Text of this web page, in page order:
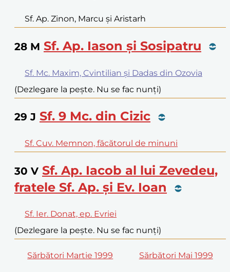
Sf. Ap. Zinon, Marcu și Aristarh
28 M Sf. Ap. Iason și Sosipatru
Sf. Mc. Maxim, Cvintilian și Dadas din Ozovia
(Dezlegare la pește. Nu se fac nunți)
29 J Sf. 9 Mc. din Cizic
Sf. Cuv. Memnon, făcătorul de minuni
30 V Sf. Ap. Iacob al lui Zevedeu,
fratele Sf. Ap. și Ev. Ioan
Sf. Ier. Donat, ep. Evriei
(Dezlegare la pește. Nu se fac nunți)
Sărbători Martie 1999 Sărbători Mai 1999